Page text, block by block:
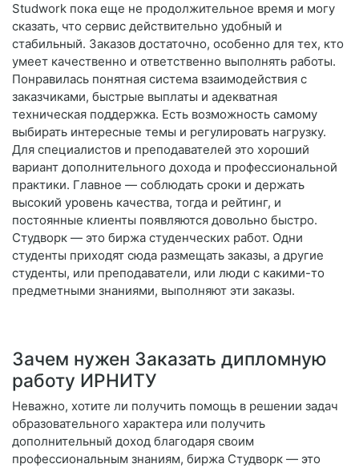
Studwork пока еще не продолжительное время и могу
сказать, что сервис действительно удобный и
стабильный. Заказов достаточно, особенно для тех, кто
умеет качественно и ответственно выполнять работы.
Понравилась понятная система взаимодействия с
заказчиками, быстрые выплаты и адекватная
техническая поддержка. Есть возможность самому
выбирать интересные темы и регулировать нагрузку.
Для специалистов и преподавателей это хороший
вариант дополнительного дохода и профессиональной
практики. Главное — соблюдать сроки и держать
высокий уровень качества, тогда и рейтинг, и
постоянные клиенты появляются довольно быстро.
Студворк — это биржа студенческих работ. Одни
студенты приходят сюда размещать заказы, а другие
студенты, или преподаватели, или люди с какими-то
предметными знаниями, выполняют эти заказы.
Зачем нужен Заказать дипломную
работу ИРНИТУ
Неважно, хотите ли получить помощь в решении задач
образовательного характера или получить
дополнительный доход благодаря своим
профессиональным знаниям, биржа Студворк — это